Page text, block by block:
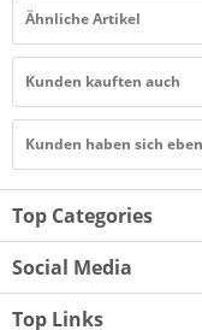
Ähnliche Artikel
Kunden kauften auch
Kunden haben sich
Top Categories
Social Media
Top Links